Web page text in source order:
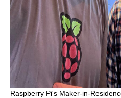
Raspberry Pi's Maker-in-